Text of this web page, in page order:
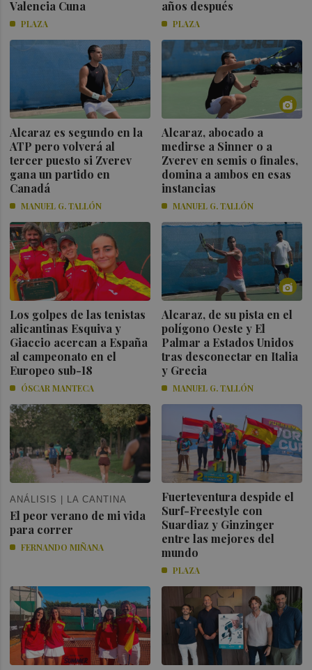
Valencia Cuna
PLAZA
años después
PLAZA
Alcaraz es segundo en la
ATP pero volverá al
tercer puesto si Zverev
gana un partido en
Canadá
MANUEL G. TALLÓN
Alcaraz, abocado a
medirse a Sinner o a
Zverev en semis o finales,
domina a ambos en esas
instancias
MANUEL G. TALLÓN
Los golpes de las tenistas
alicantinas Esquiva y
Giaccio acercan a España
al campeonato en el
Europeo sub-18
ÓSCAR MANTECA
Alcaraz, de su pista en el
polígono Oeste y El
Palmar a Estados Unidos
tras desconectar en Italia
y Grecia
MANUEL G. TALLÓN
ANÁLISIS | LA CANTINA
El peor verano de mi vida
para correr
FERNANDO MIÑANA
Fuerteventura despide el
Surf-Freestyle con
Suardiaz y Ginzinger
entre las mejores del
mundo
PLAZA